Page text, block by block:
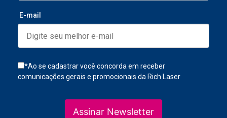
E-mail
*Ao se cadastrar você concorda em receber
comunicações gerais e promocionais da Rich Laser
Assinar Newsletter